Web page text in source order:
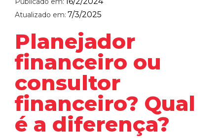
Atualizado em: 7/3/2025
Planejador
financeiro ou
consultor
financeiro? Qual
é a diferença?